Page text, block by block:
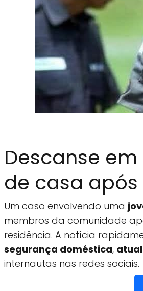
Descanse
de casa
Um caso envolvendo uma
membros da comunidade
residência. A notícia
segurança doméstica,
internautas nas redes sociais.